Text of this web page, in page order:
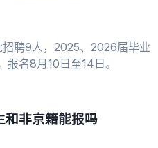
聘9人，2025、2026届毕业
名8月10日至14日。
和非京籍能报吗